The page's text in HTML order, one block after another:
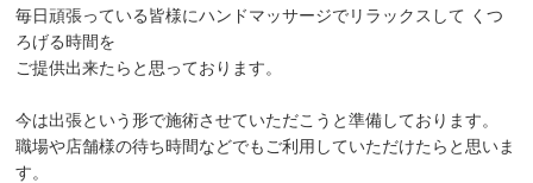
毎日頑張っている皆様にハンドマッサージでリラックスして くつ
ろげる時間を
ご提供出来たらと思っております。
今は出張という形で施術させていただこうと準備しております。
職場や店舗様の待ち時間などでもご利用していただけたらと思いま
す。